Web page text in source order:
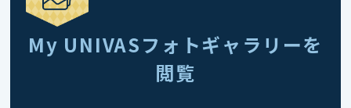
My UNIVASフォトギャラリーを
閲覧